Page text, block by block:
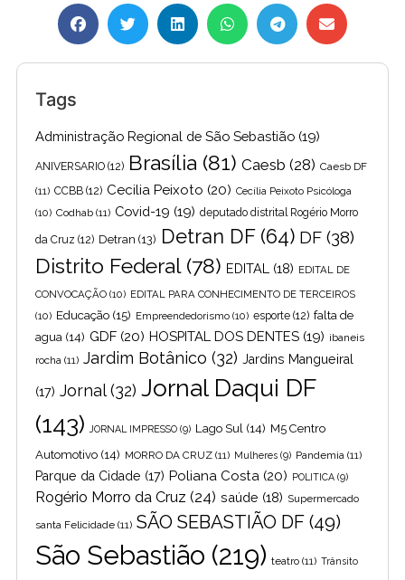
Tags
Administração Regional de São Sebastião (19)
ANIVERSARIO (12) Brasília (81) Caesb (28) Caesb DF
(11) CCBB (12) Cecilia Peixoto (20) Cecília Peixoto Psicóloga
(10) Codhab (11) Covid-19 (19) deputado distrital Rogério Morro
da Cruz (12) Detran (13) Detran DF(64) DF (38)
Distrito Federal(78) EDITAL (18) EDITAL DE
CONVOCAÇÃO (10) EDITAL PARA CONHECIMENTO DE TERCEIROS
(10) Educação (15) Empreendedorismo (10) esporte (12) falta de
agua (14) GDF (20) HOSPITAL DOS DENTES (19) ibaneis
rocha (11) Jardim Botânico (32) Jardins Mangueiral
(17) Jornal(32) Jornal Daqui DF
(143)
JORNAL IMPRESSO (9) Lago Sul (14) M5 Centro
Automotivo (14) MORRO DA CRUZ (11) Mulheres (9) Pandemia (11)
Parque da Cidade (17) Poliana Costa (20) POLITICA (9)
Rogério Morro da Cruz (24) saúde (18) Supermercado
santa Felicidade (11) SÃO SEBASTIÃO DF (49)
São Sebastião (219) teatro (11) Trânsito